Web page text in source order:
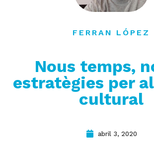
FERRAN LÓPEZ
Nous temps,
estratègies per
cultural
abril 3, 2020